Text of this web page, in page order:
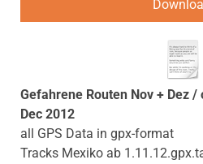
Gefahrene Routen Nov + Dez
Dec 2012
all GPS Data in gpx-format
Tracks Mexiko ab